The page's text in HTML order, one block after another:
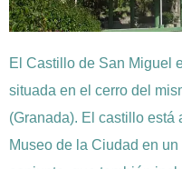
El Castillo de San Miguel
situada en el cerro del
(Granada). El castillo está
Museo de la Ciudad en